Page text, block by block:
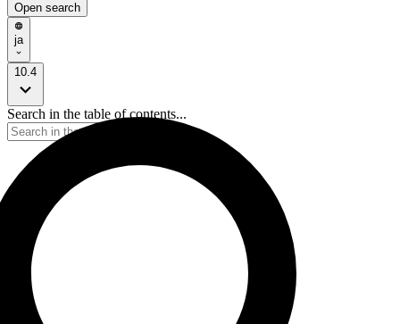
Open search
ja
10.4
Search in the table of contents...